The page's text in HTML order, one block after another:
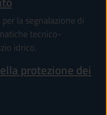
la segnalazione di
tecnico-
idrico.
protezione dei